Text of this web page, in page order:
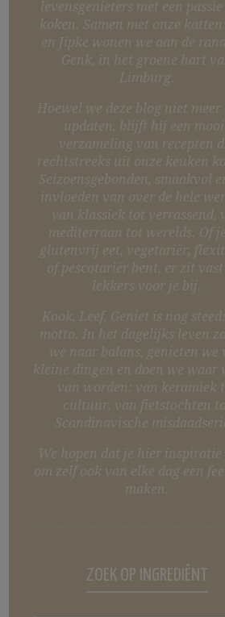
levensgenieters met een
koken. Samen met onze
en Jipke wonen we aan de
Genk, in het groene hart
Limburg.
Hoewel we deze blog niet meer
updaten, blijft hij een
verzameling van recepten
rechtstreeks uit onze keuken
Seizoensgebonden, smaakvol
invloeden van over de hele
van klassiek tot verrassend,
mediterraan tot werelds. Of
glutenvrij eet, vegetariër,
of pescotariër bent, er zit
lekkers voor je bij.
Kook, Leef, Geniet is nog
motto. In het dagelijks leven
we naar balans, genieten we
kleine dingen en doen we waar
van worden: van keramiek
cultuur, van fietstochten
Scandinavische
We hopen dat je hier
om zelf ook van elke dag een
maken.
ZOEK OP INGREDIËNT